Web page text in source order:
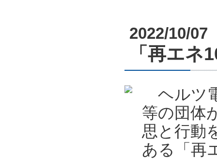
2022/10/07
「再エ
ヘルツ
等の団体
思と行動
ある「再